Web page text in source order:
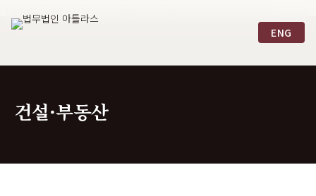
ENG
건설·부동산